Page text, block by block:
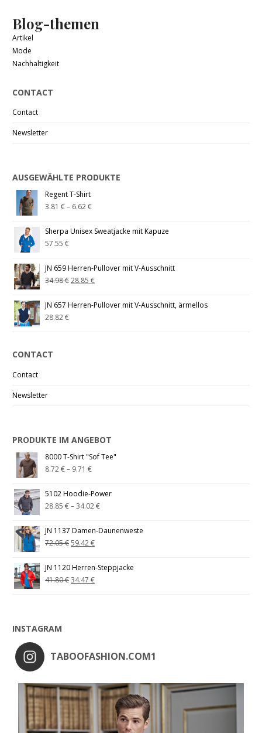
Blog-themen
Artikel
Mode
Nachhaltigkeit
CONTACT
Contact
Newsletter
AUSGEWÄHLTE PRODUKTE
Regent T-Shirt
3.81€– 6.62€
Sherpa Unisex Sweatjacke mit Kapuze
57.55€
JN 659 Herren-Pullover mit V-Ausschnitt
34.98€28.85€
JN 657 Herren-Pullover mit V-Ausschnitt, ärmellos
28.82€
CONTACT
Contact
Newsletter
PRODUKTE IM ANGEBOT
8000 T-Shirt "Sof Tee"
8.72€– 9.71€
5102 Hoodie-Power
28.85€–34.02€
JN 1137 Damen-Daunenweste
72.05€59.42€
JN 1120 Herren-Steppjacke
41.80€34.47€
INSTAGRAM
TABOOFASHION.COM1